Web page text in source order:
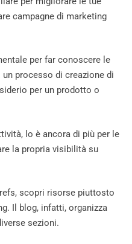
campagne di marketing
per far conoscere le
processo di creazione di
per un prodotto o
lo è ancora di più per le
la propria visibilità su
scopri risorse piuttosto
Il blog, infatti, organizza
sezioni.